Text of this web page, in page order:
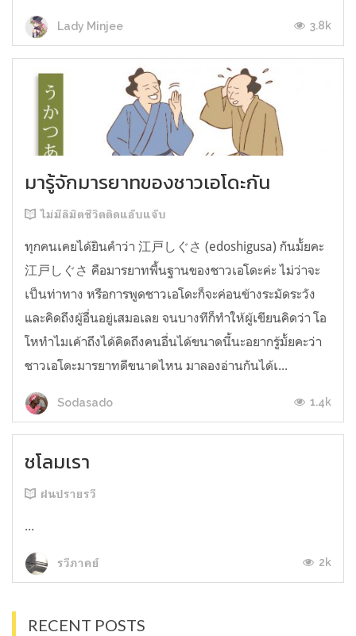
Lady Minjee 3.8k
มารู้จักมารยาทของชาวเอโดะกัน
ไม่มีลิมิตชีวิตติดแอ๊บแจ๊บ
ทุกคนเคยได้ยินคำว่า 江戸しぐさ (edoshigusa) กันมั้ยคะ
江戸しぐさ คือมารยาทพื้นฐานของชาวเอโดะค่ะ ไม่ว่าจะ
เป็นท่าทาง หรือการพูดชาวเอโดะก็จะค่อนข้างระมัดระวัง
และคิดถึงผู้อื่นอยู่เสมอเลย จนบางทีก็ทำให้ผู้เขียนคิดว่า โอ
โหทำไมเค้าถึงได้คิดถึงคนอื่นได้ขนาดนี้นะอยากรู้มั้ยคะว่า
ชาวเอโดะมารยาทดีขนาดไหน มาลองอ่านกันได้เ...
Sodasado 1.4k
ชโลมเรา
ฝนปรายรวี
...
รวีภาคย์ 2k
RECENT POSTS